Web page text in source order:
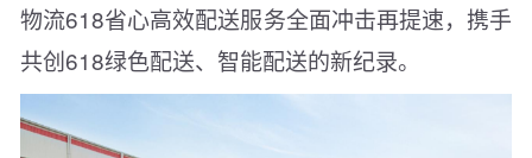
物流618省心高效配送服务全面冲击再提速，携手
共创618绿色配送、智能配送的新纪录。